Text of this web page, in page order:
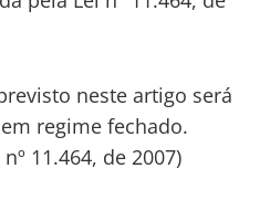
neste artigo será
regime fechado.
11.464, de 2007)